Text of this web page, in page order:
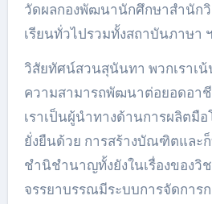
วัดผลกองพัฒนานักศึกษาสำนักวิ
เรียนทั่วไปรวมทั้งสถาบันภาษา
วิสัยทัศน์สวนสุนันทา พวกเราเ
ความสามารถพัฒนาต่อยอดอา
เราเป็นผู้นำทางด้านการผลิตมื
ยั่งยืนด้วย การสร้างบัณฑิตและ
ชำนิชำนาญทั้งยังในเรื่องของวิ
จรรยาบรรณมีระบบการจัดการ